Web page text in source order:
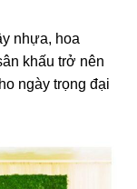
nhựa, hoa
khấu trở nên
ngày trọng đại